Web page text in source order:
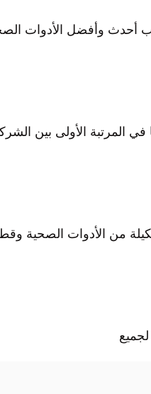
أحدث وأفضل الأدوات
المرتبة الأولى بين
من الأدوات الصحية